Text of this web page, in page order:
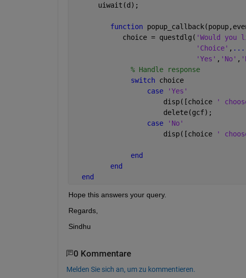
      uiwait(d);
function
            choice = questdlg(
'Would
'Choice' , ...
'Yes' , 'No' ,
% Handle response
switch choice
case
'Yes'
                      disp([choice
'
                      delete(gcf);
case
'No'
                      disp([choice
'
end
end
end
Hope this answers your query.
Regards,
Sindhu
0 Kommentare
Melden Sie sich an, um zu kommentieren.